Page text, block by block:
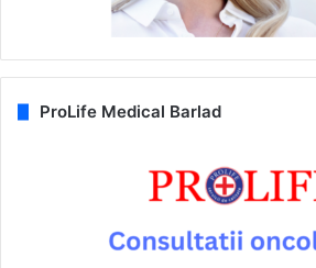
ProLife Medical Barlad